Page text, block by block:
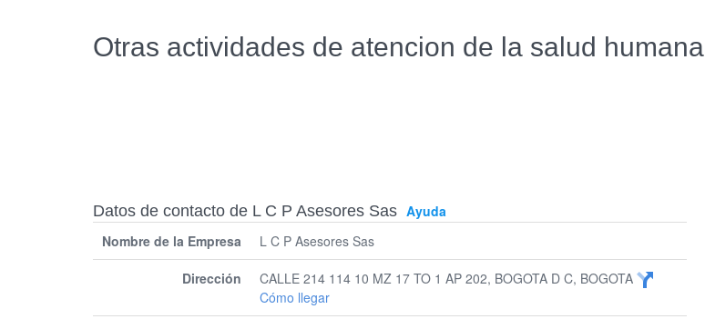
Otras actividades de atencion de la salud humana
Datos de contacto de L C P Asesores Sas Ayuda
Nombre de la Empresa
L C P Asesores Sas
Dirección
CALLE 214 114 10 MZ 17 TO 1 AP 202, BOGOTA D C, BOGOTA
Cómo llegar